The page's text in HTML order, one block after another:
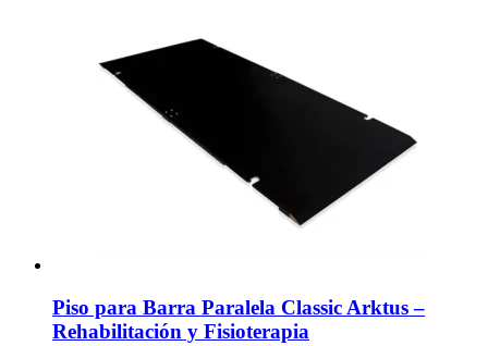
Piso para Barra Paralela Classic Arktus –
Rehabilitación y Fisioterapia